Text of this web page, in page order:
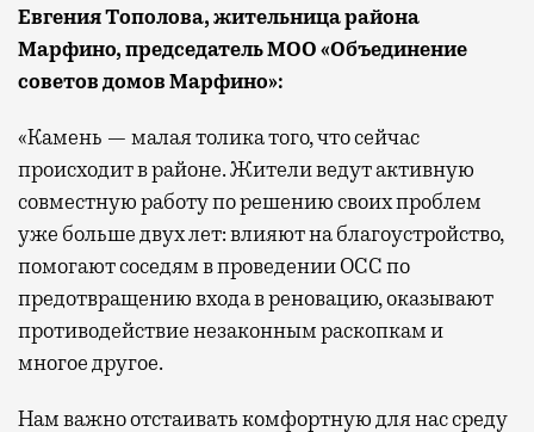
Евгения Тополова, жительница района
Марфино, председатель МОО «Объединение
советов домов Марфино»:
«Камень — малая толика того, что сейчас
происходит в районе. Жители ведут активную
совместную работу по решению своих проблем
уже больше двух лет: влияют на благоустройство,
помогают соседям в проведении ОСС по
предотвращению входа в реновацию, оказывают
противодействие незаконным раскопкам и
многое другое.
Нам важно отстаивать комфортную для нас среду